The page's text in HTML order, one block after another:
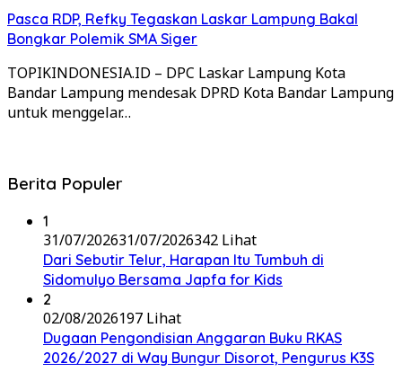
Pasca RDP, Refky Tegaskan Laskar Lampung Bakal
Bongkar Polemik SMA Siger
TOPIKINDONESIA.ID – DPC Laskar Lampung Kota
Bandar Lampung mendesak DPRD Kota Bandar Lampung
untuk menggelar…
Berita Populer
1
31/07/202631/07/2026342 Lihat
Dari Sebutir Telur, Harapan Itu Tumbuh di
Sidomulyo Bersama Japfa for Kids
2
02/08/2026197 Lihat
Dugaan Pengondisian Anggaran Buku RKAS
2026/2027 di Way Bungur Disorot, Pengurus K3S